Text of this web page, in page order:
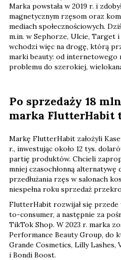
Marka powstała w 2019 r. i
magnetycznym rzęsom oraz
mediach społecznościowych.
m.in. w Sephorze, Ulcie, Target
wchodzi więc na drogę, którą
marki beauty: od
problemu do szerokiej,
Po sprzedaży 18
marka FlutterHabit
Markę FlutterHabit założyli
r., inwestując około 12 tys.
partię produktów. Chcieli
mniej czasochłonną alternatywę
przedłużania rzęs w salonach
niespełna roku sprzedaż
FlutterHabit rozwijał się
to-consumer, a następnie za
TikTok Shop. W 2023 r. marka
Performance Beauty Group, do
Grande Cosmetics, Lilly Lashes,
i Bondi Boost.